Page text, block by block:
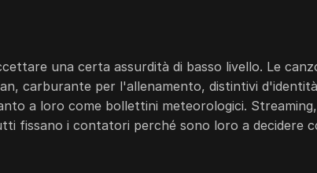
una certa assurdità di basso livello. Le
carburante per l'allenamento, distintivi
a loro come bollettini meteorologici. Streaming,
fissano i contatori perché sono loro a decidere